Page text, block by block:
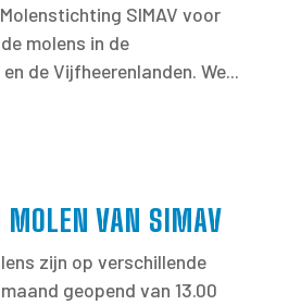
SIMAV voor
molens in de
de Vijfheerenlanden. We...
MOLEN VAN SIMAV
zijn op verschillende
geopend van 13.00